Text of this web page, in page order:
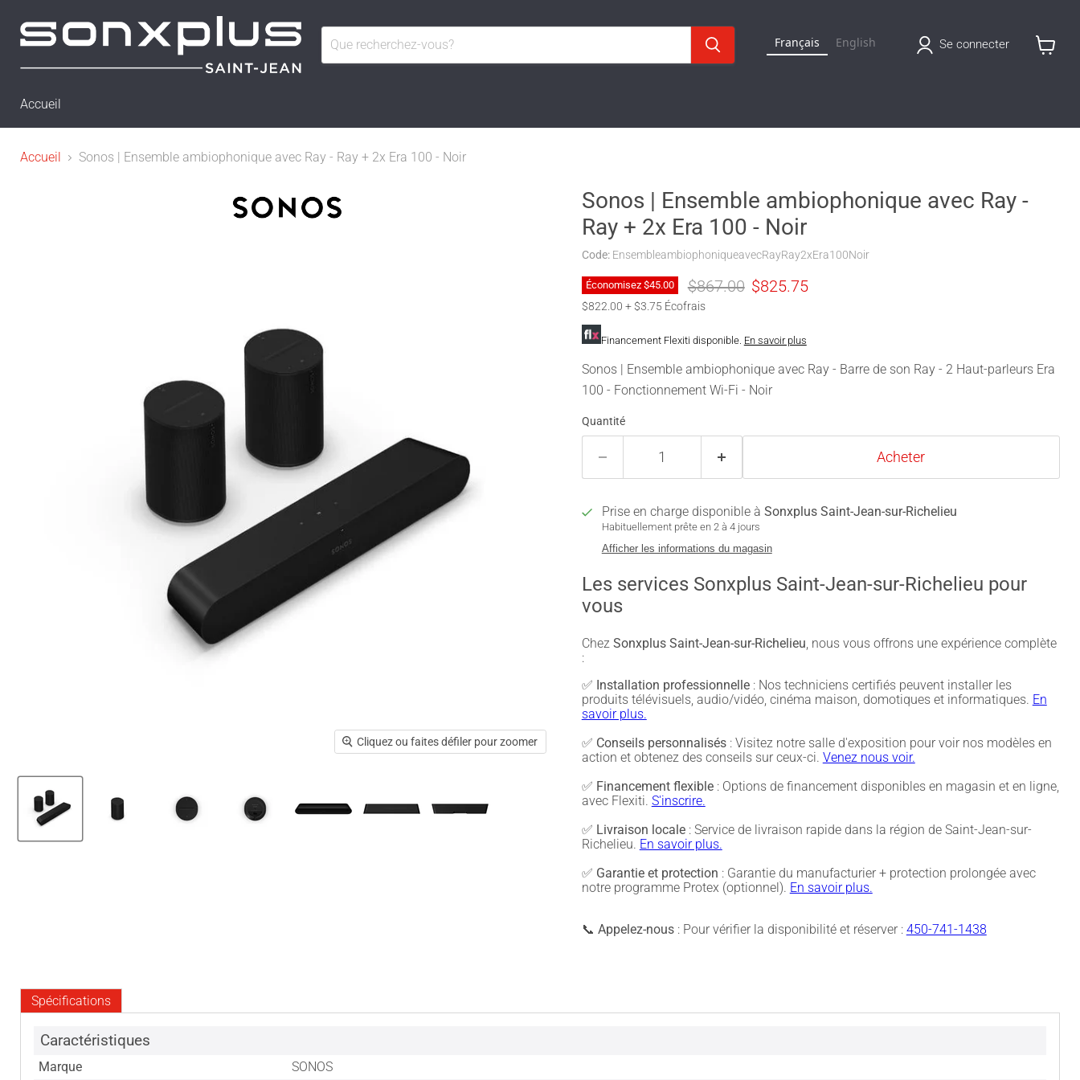
Français English Se connecter
Accueil
Accueil Sonos | Ensemble ambiophonique avec Ray - Ray + 2x Era 100 - Noir
Cliquez ou faites défiler pour zoomer
Sonos | Ensemble ambiophonique avec Ray -
Ray + 2x Era 100 - Noir
Code: EnsembleambiophoniqueavecRayRay2xEra100Noir
Économisez $45.00 Prix original
$867.00 Prix actuel
$825.75
$822.00 + $3.75 Écofrais
Financement Flexiti disponible. En savoir plus
Sonos | Ensemble ambiophonique avec Ray - Barre de son Ray - 2 Haut-parleurs Era
100 - Fonctionnement Wi-Fi - Noir
Quantité
Acheter
Prise en charge disponible à Sonxplus Saint-Jean-sur-Richelieu
Habituellement prête en 2 à 4 jours
Afficher les informations du magasin
Les services Sonxplus Saint-Jean-sur-Richelieu pour
vous
Chez Sonxplus Saint-Jean-sur-Richelieu, nous vous offrons une expérience complète
:
✅ Installation professionnelle: Nos techniciens certifiés peuvent installer les
produits télévisuels, audio/vidéo, cinéma maison, domotiques et informatiques. En
savoir plus.
✅ Conseils personnalisés: Visitez notre salle d'exposition pour voir nos modèles en
action et obtenez des conseils sur ceux-ci. Venez nous voir.
✅ Financement flexible: Options de financement disponibles en magasin et en ligne,
avec Flexiti. S'inscrire.
✅ Livraison locale: Service de livraison rapide dans la région de Saint-Jean-sur-
Richelieu. En savoir plus.
✅ Garantie et protection : Garantie du manufacturier + protection prolongée avec
notre programme Protex (optionnel). En savoir plus.
📞 Appelez-nous: Pour vérifier la disponibilité et réserver : 450-741-1438
Spécifications
Caractéristiques
Marque
SONOS